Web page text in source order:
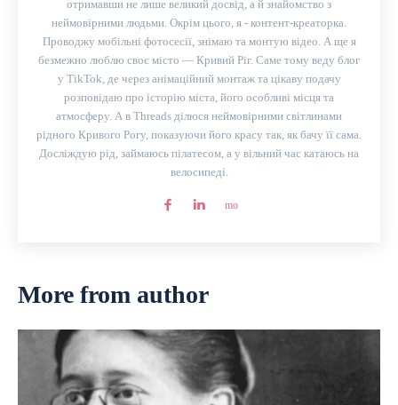
отримавши не лише великий досвід, а й знайомство з
неймовірними людьми. Окрім цього, я - контент-креаторка.
Проводжу мобільні фотосесії, знімаю та монтую відео. А ще я
безмежно люблю своє місто — Кривий Ріг. Саме тому веду блог
у TikTok, де через анімаційний монтаж та цікаву подачу
розповідаю про історію міста, його особливі місця та
атмосферу. А в Threads ділюся неймовірними світлинами
рідного Кривого Рогу, показуючи його красу так, як бачу її сама.
Досліждую рід, займаюсь пілатесом, а у вільний час катаюсь на
велосипеді.
More from author